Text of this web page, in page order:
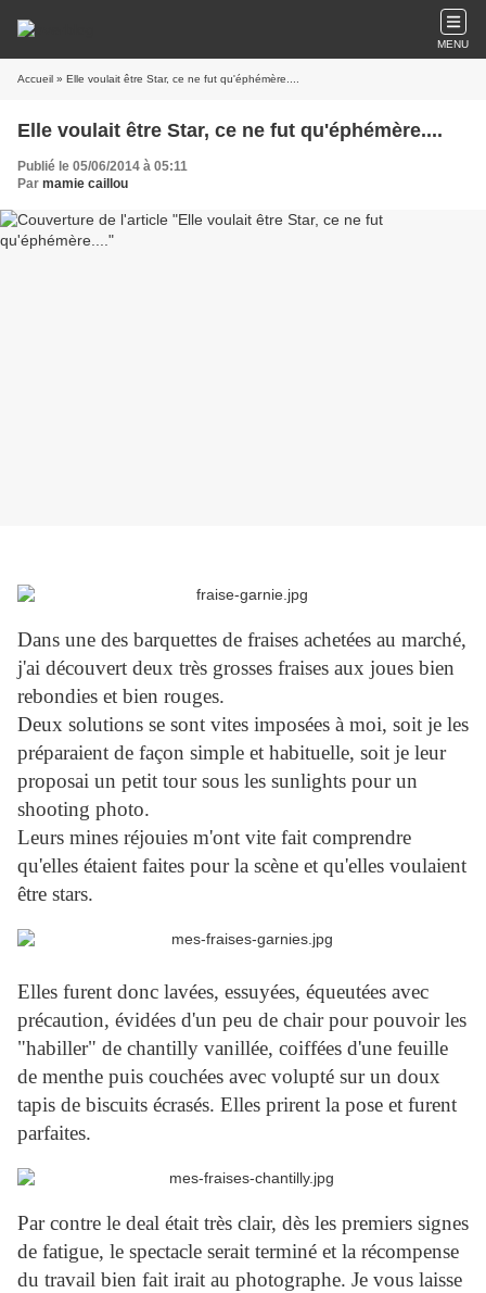
MENU
Accueil » Elle voulait être Star, ce ne fut qu'éphémère....
Elle voulait être Star, ce ne fut qu'éphémère....
Publié le 05/06/2014 à 05:11
Par mamie caillou
Dans une des barquettes de fraises achetées au marché,
j'ai découvert deux très grosses fraises aux joues bien
rebondies et bien rouges.
Deux solutions se sont vites imposées à moi, soit je les
préparaient de façon simple et habituelle, soit je leur
proposai un petit tour sous les sunlights pour un
shooting photo.
Leurs mines réjouies m'ont vite fait comprendre
qu'elles étaient faites pour la scène et qu'elles voulaient
être stars.
Elles furent donc lavées, essuyées, équeutées avec
précaution, évidées d'un peu de chair pour pouvoir les
"habiller" de chantilly vanillée, coiffées d'une feuille
de menthe puis couchées avec volupté sur un doux
tapis de biscuits écrasés. Elles prirent la pose et furent
parfaites.
Par contre le deal était très clair, dès les premiers signes
de fatigue, le spectacle serait terminé et la récompense
du travail bien fait irait au photographe. Je vous laisse